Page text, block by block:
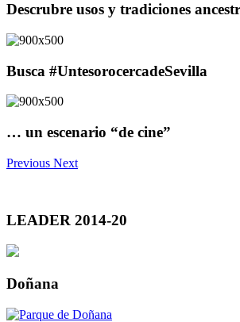
Descrubre usos y tradiciones
Busca #UntesorocercadeSevilla
… un escenario “de cine”
Previous Next
LEADER 2014-20
Doñana